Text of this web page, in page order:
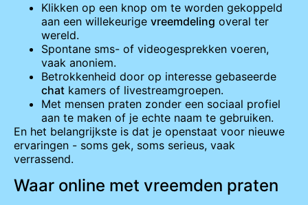
Klikken op een knop om te worden gekoppeld
aan een willekeurige vreemdeling overal ter
wereld.
Spontane sms- of videogesprekken voeren,
vaak anoniem.
Betrokkenheid door op interesse gebaseerde
chat kamers of livestreamgroepen.
Met mensen praten zonder een sociaal profiel
aan te maken of je echte naam te gebruiken.
En het belangrijkste is dat je openstaat voor nieuwe
ervaringen - soms gek, soms serieus, vaak
verrassend.
Waar online met vreemden praten